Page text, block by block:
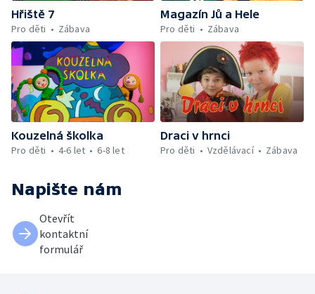
Hřiště 7
Pro děti
Zábava
Magazín Jů a Hele
Pro děti
Zábava
Kouzelná školka
Pro děti
4-6 let 6-8 let
Draci v hrnci
Pro děti
Vzdělávací Zábava
Napište nám
Otevřít
kontaktní
formulář